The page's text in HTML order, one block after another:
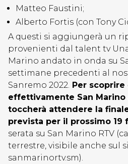
Matteo Faustini;
Alberto Fortis (con Tony
A questi si aggiungerà un
provenienti dal talent tv
Marino andato in onda su
settimane precedenti al
Sanremo 2022. Per scoprire
effettivamente San Marino
toccherà attendere la
prevista per il prossimo 19
serata su San Marino RTV
terrestre, visibile anche sul
sanmarinortv.sm).